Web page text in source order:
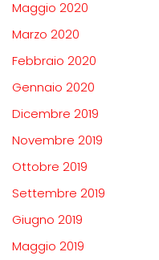
Maggio 2020
Marzo 2020
Febbraio 2020
Gennaio 2020
Dicembre 2019
Novembre 2019
Ottobre 2019
Settembre 2019
Giugno 2019
Maggio 2019